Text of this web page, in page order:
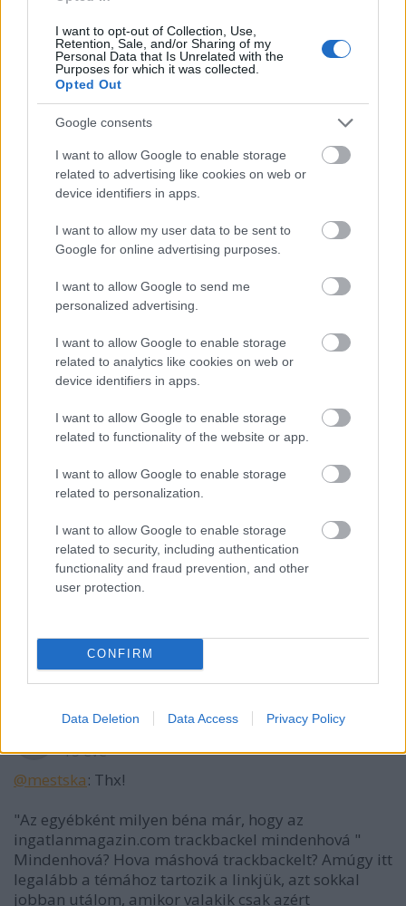
I want to opt-out of Collection, Use,
Retention, Sale, and/or Sharing of my
Personal Data that Is Unrelated with the
Purposes for which it was collected.
Opted Out
Google consents
I want to allow Google to enable storage
related to advertising like cookies on web or
device identifiers in apps.
I want to allow my user data to be sent to
Google for online advertising purposes.
I want to allow Google to send me
personalized advertising.
I want to allow Google to enable storage
related to analytics like cookies on web or
device identifiers in apps.
I want to allow Google to enable storage
related to functionality of the website or app.
I want to allow Google to enable storage
related to personalization.
I want to allow Google to enable storage
related to security, including authentication
functionality and fraud prevention, and other
user protection.
CONFIRM
Data Deletion Data Access Privacy Policy
Szólj hozzá!
A hozzászóláshoz be kell lépned!
VAGY
mestska
15 éve
mestska
Az egyébként milyen béna már, hogy az
ingatlanmagazin.com trackbackel mindenhová :)
Hamster
15 éve
@mestska: Thx!
"Az egyébként milyen béna már, hogy az
ingatlanmagazin.com trackbackel mindenhová "
Mindenhová? Hova máshová trackbackelt? Amúgy itt
legalább a témához tartozik a linkjük, azt sokkal
jobban utálom, amikor valakik csak azért